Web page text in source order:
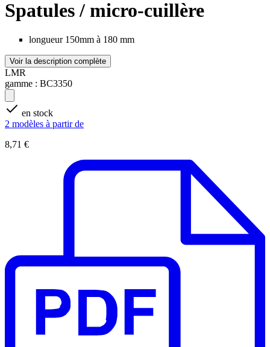
Spatules / micro-cuillère
longueur 150mm à 180 mm
Voir la description complète
LMR
gamme : BC3350
en stock
2 modèles à partir de
8,71 €